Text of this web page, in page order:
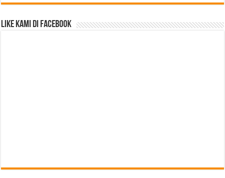
Like Kami di Facebook